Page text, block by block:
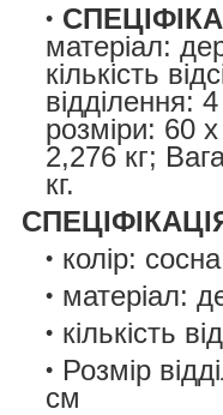
матеріал:
кількість
відділення:
розміри: 60
2,276 кг;
кг.
колір: сосна
матеріал:
кількість
Розмір
см